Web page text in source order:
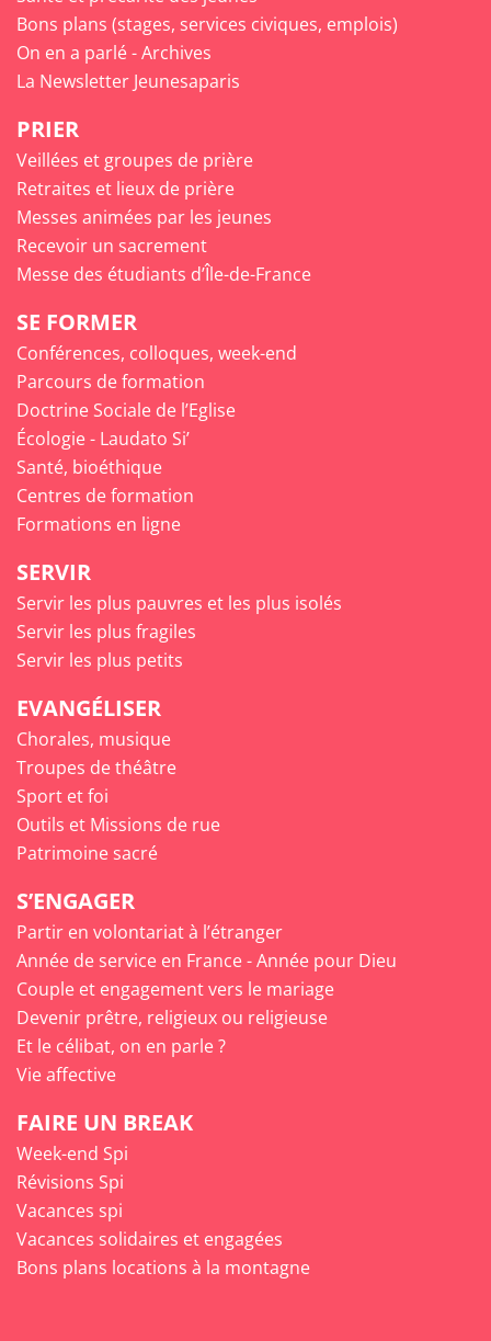
Bons plans (stages, services civiques, emplois)
On en a parlé - Archives
La Newsletter Jeunesaparis
PRIER
Veillées et groupes de prière
Retraites et lieux de prière
Messes animées par les jeunes
Recevoir un sacrement
Messe des étudiants d’Île-de-France
SE FORMER
Conférences, colloques, week-end
Parcours de formation
Doctrine Sociale de l’Eglise
Écologie - Laudato Si’
Santé, bioéthique
Centres de formation
Formations en ligne
SERVIR
Servir les plus pauvres et les plus isolés
Servir les plus fragiles
Servir les plus petits
EVANGÉLISER
Chorales, musique
Troupes de théâtre
Sport et foi
Outils et Missions de rue
Patrimoine sacré
S’ENGAGER
Partir en volontariat à l’étranger
Année de service en France - Année pour Dieu
Couple et engagement vers le mariage
Devenir prêtre, religieux ou religieuse
Et le célibat, on en parle ?
Vie affective
FAIRE UN BREAK
Week-end Spi
Révisions Spi
Vacances spi
Vacances solidaires et engagées
Bons plans locations à la montagne